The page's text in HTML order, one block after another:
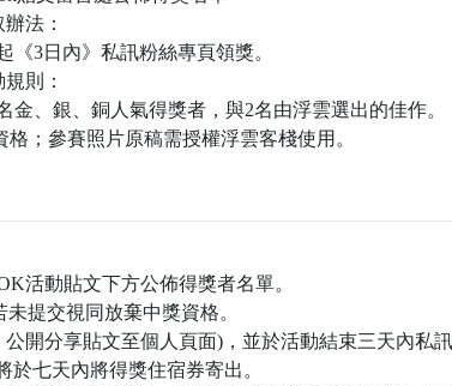
法：
3日內》私訊粉絲專頁領獎。
則：
、銀、銅人氣得獎者，與2名由浮雲選出的佳作。
；參賽照片原稿需授權浮雲客棧使用。
活動貼文下方公佈得獎者名單。
提交視同放棄中獎資格。
開分享貼文至個人頁面)，並於活動結束三天內私
七天內將得獎住宿券寄出。